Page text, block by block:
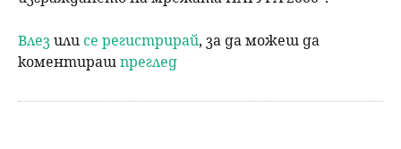
Влезили се регистрирай, за да можеш да
коментирашпреглед